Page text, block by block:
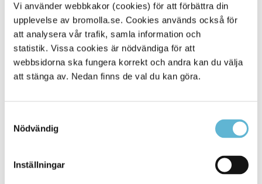
Vi använder webbkakor (cookies) för att förbättra din
upplevelse av bromolla.se. Cookies används också för
att analysera vår trafik, samla information och
statistik. Vissa cookies är nödvändiga för att
webbsidorna ska fungera korrekt och andra kan du välja
att stänga av. Nedan finns de val du kan göra.
Nödvändig
Inställningar
Ansök om bygglov, marklov, rivningslov, Anmäl
åtgärder som inte är bygglovspliktiga. Ansök om
förhandsbesked. Strandskyddsdispens.
E-tjänster Bygga och bo
Mina sidor Bygga och bo
meddelande och följa dina ärenden.